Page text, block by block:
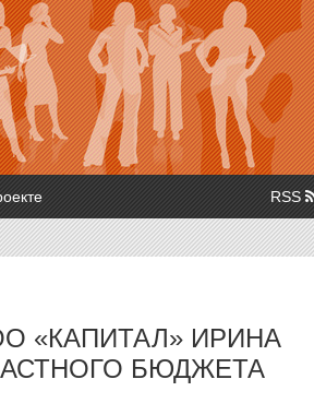
RSS
«КАПИТАЛ» ИРИНА
БЮДЖЕТА